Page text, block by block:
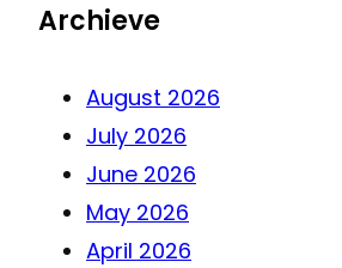
Archieve
August 2026
July 2026
June 2026
May 2026
April 2026